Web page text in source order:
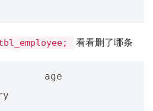
tbl_employee; 看看删了哪条
age